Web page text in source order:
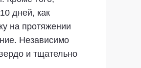
дней, как
на протяжении
Независимо
и тщательно